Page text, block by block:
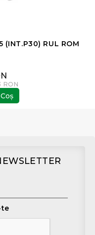
(INT.P30) RUL ROM
RON
te